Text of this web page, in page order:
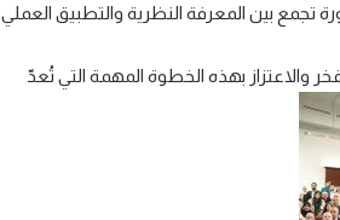
تجمع بين المعرفة النظرية والتطبيق العملي
والاعتزاز بهذه الخطوة المهمة التي تُعدّ